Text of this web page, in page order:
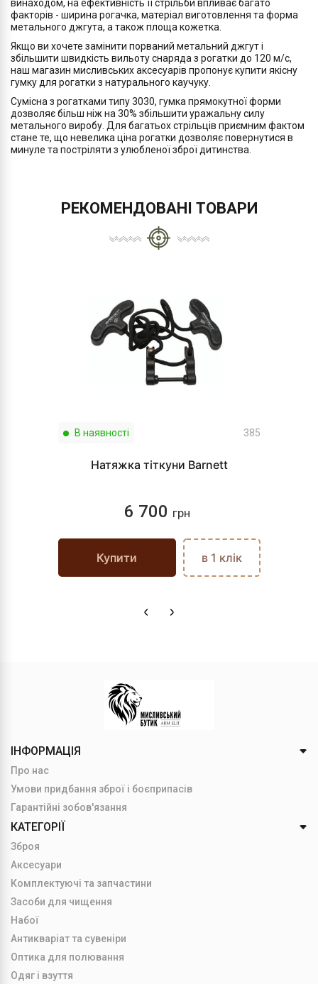
винаходом, на ефективність її стрільби впливає багато
факторів - ширина рогачка, матеріал виготовлення та форма
метального джгута, а також площа кожетка.
Якщо ви хочете замінити порваний метальний джгут і
збільшити швидкість вильоту снаряда з рогатки до 120 м/с,
наш магазин мисливських аксесуарів пропонує купити якісну
гумку для рогатки з натурального каучуку.
Сумісна з рогатками типу 3030, гумка прямокутної форми
дозволяє більш ніж на 30% збільшити уражальну силу
метального виробу. Для багатьох стрільців приємним фактом
стане те, що невелика ціна рогатки дозволяє повернутися в
минуле та постріляти з улюбленої зброї дитинства.
РЕКОМЕНДОВАНІ ТОВАРИ
В наявності 385
Натяжка тіткуни Barnett
6 700 грн
Купити в 1 клік
ІНФОРМАЦІЯ
Про нас
Умови придбання зброї і боєприпасів
Гарантійні зобов'язання
КАТЕГОРІЇ
Зброя
Аксесуари
Комплектуючі та запчастини
Засоби для чищення
Набої
Антикваріат та сувеніри
Оптика для полювання
Одяг і взуття